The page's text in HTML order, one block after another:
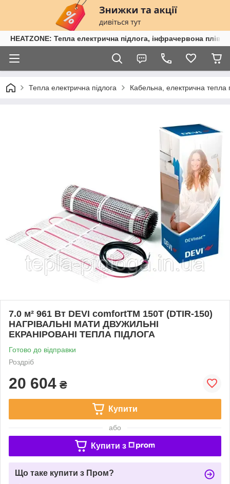
HEATZONE: Тепла електрична підлога, інфрачервона
Тепла електрична підлога Кабельна, електрична
7.0 м² 961 Вт DEVI comfortTM 150T (DTIR-150)
НАГРІВАЛЬНІ МАТИ ДВУЖИЛЬНІ
ЕКРАНІРОВАНІ ТЕПЛА ПІДЛОГА
Готово до відправки
Роздріб
20 604 ₴
Купити
або
Купити з
Що таке купити з Пром?